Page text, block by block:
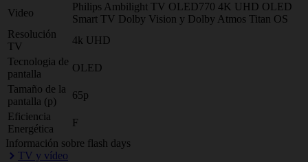
Video
Philips Ambilight TV OLED770 4K UHD OLED
Smart TV Dolby Vision y Dolby Atmos Titan OS
Resolución
TV
4k UHD
Tecnologia de
pantalla
OLED
Tamaño de la
pantalla (p)
65p
Eficiencia
Energética
F
Información sobre flash days
TV y vídeo